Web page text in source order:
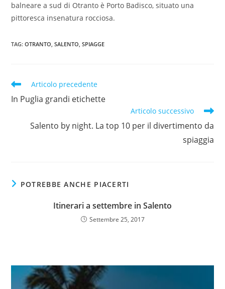
balneare a sud di Otranto è Porto Badisco, situato una
pittoresca insenatura rocciosa.
TAG:OTRANTO SALENTO SPIAGGE
Articolo precedente
In Puglia grandi etichette
Articolo successivo
Salento by night. La top 10 per il divertimento da
spiaggia
POTREBBE ANCHE PIACERTI
Itinerari a settembre in Salento
Settembre 25, 2017